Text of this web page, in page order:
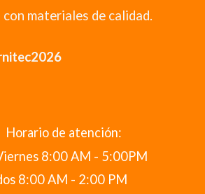
materiales de calidad.
Horario de atención:
8:00 AM - 5:00PM
8:00 AM - 2:00 PM